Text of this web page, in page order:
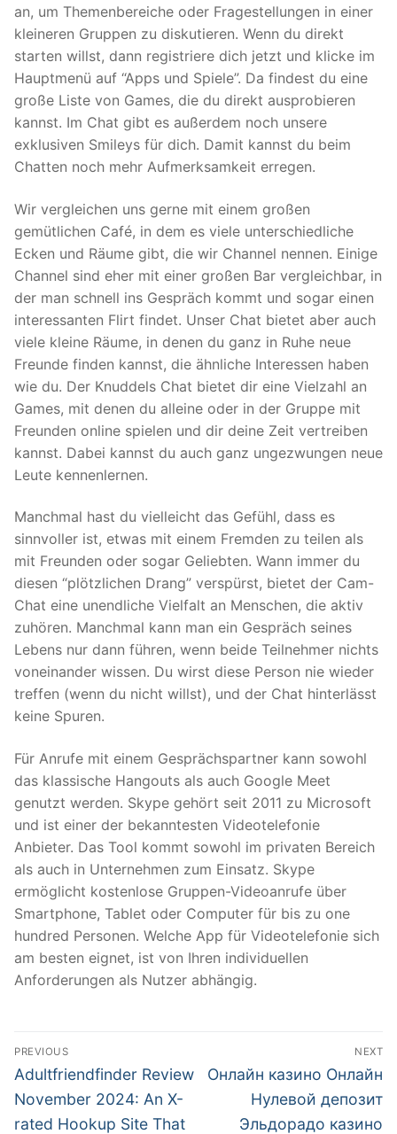
an, um Themenbereiche oder Fragestellungen in einer
kleineren Gruppen zu diskutieren. Wenn du direkt
starten willst, dann registriere dich jetzt und klicke im
Hauptmenü auf “Apps und Spiele”. Da findest du eine
große Liste von Games, die du direkt ausprobieren
kannst. Im Chat gibt es außerdem noch unsere
exklusiven Smileys für dich. Damit kannst du beim
Chatten noch mehr Aufmerksamkeit erregen.
Wir vergleichen uns gerne mit einem großen
gemütlichen Café, in dem es viele unterschiedliche
Ecken und Räume gibt, die wir Channel nennen. Einige
Channel sind eher mit einer großen Bar vergleichbar, in
der man schnell ins Gespräch kommt und sogar einen
interessanten Flirt findet. Unser Chat bietet aber auch
viele kleine Räume, in denen du ganz in Ruhe neue
Freunde finden kannst, die ähnliche Interessen haben
wie du. Der Knuddels Chat bietet dir eine Vielzahl an
Games, mit denen du alleine oder in der Gruppe mit
Freunden online spielen und dir deine Zeit vertreiben
kannst. Dabei kannst du auch ganz ungezwungen neue
Leute kennenlernen.
Manchmal hast du vielleicht das Gefühl, dass es
sinnvoller ist, etwas mit einem Fremden zu teilen als
mit Freunden oder sogar Geliebten. Wann immer du
diesen “plötzlichen Drang” verspürst, bietet der Cam-
Chat eine unendliche Vielfalt an Menschen, die aktiv
zuhören. Manchmal kann man ein Gespräch seines
Lebens nur dann führen, wenn beide Teilnehmer nichts
voneinander wissen. Du wirst diese Person nie wieder
treffen (wenn du nicht willst), und der Chat hinterlässt
keine Spuren.
Für Anrufe mit einem Gesprächspartner kann sowohl
das klassische Hangouts als auch Google Meet
genutzt werden. Skype gehört seit 2011 zu Microsoft
und ist einer der bekanntesten Videotelefonie
Anbieter. Das Tool kommt sowohl im privaten Bereich
als auch in Unternehmen zum Einsatz. Skype
ermöglicht kostenlose Gruppen-Videoanrufe über
Smartphone, Tablet oder Computer für bis zu one
hundred Personen. Welche App für Videotelefonie sich
am besten eignet, ist von Ihren individuellen
Anforderungen als Nutzer abhängig.
文
章
導
PREVIOUS
Previous
post:
Adultfriendfinder Review
November 2024: An X-
rated Hookup Site That
NEXT
Next
Онлайн казино Онлайн
Нулевой депозит
Эльдорадо казино